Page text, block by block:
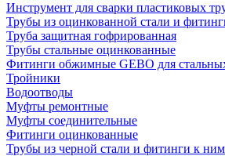
Инструмент для сварки пластиковых
Трубы из оцинкованной стали и
Труба защитная гофрированная
Трубы стальные оцинкованные
Фитинги обжимные GEBO для
Тройники
Водоотводы
Муфты ремонтные
Муфты соединительные
Фитинги оцинкованные
Трубы из черной стали и фитинги к ним